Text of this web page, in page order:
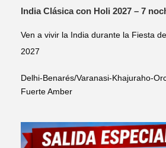
India Clásica con Holi 2027 – 7
Ven a vivir la India durante la Fiesta
2027
Delhi-Benarés/Varanasi-Khajuraho-
Fuerte Amber